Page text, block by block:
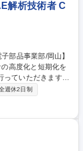
解析技術者 C
っていただきます。
に置き換えCAEモ
活用できる設計環
質向上・設計工数削
フト・装置/機器
解析・・・）■3D-
週休2日制